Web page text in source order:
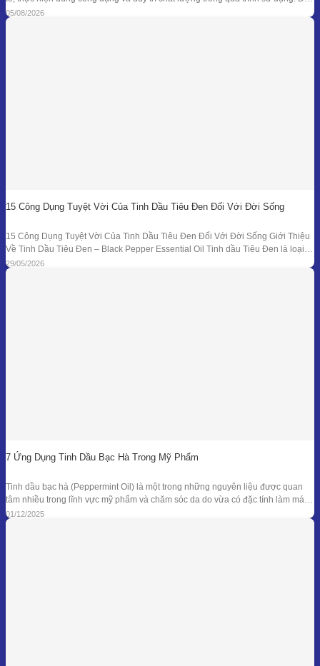
đạt được kết quả đó, doanh nghiệp cần kiểm soát đồng bộ từ mục tiêu nghiên
cứu, nguyên liệu, công thức
05/08/2026
15 Công Dụng Tuyệt Vời Của Tinh Dầu Tiêu Đen Đối Với Đời Sống
15 Công Dụng Tuyệt Vời Của Tinh Dầu Tiêu Đen Đối Với Đời Sống Giới Thiệu
Về Tinh Dầu Tiêu Đen – Black Pepper Essential Oil Tinh dầu Tiêu Đen là loại
tinh dầu thiên nhiên được chiết xuất từ quả của cây Tiêu Đen (Piper nigrum)
bằng phương pháp chưng cất hơi nước. Đây là
29/05/2026
7 Ứng Dụng Tinh Dầu Bạc Hà Trong Mỹ Phẩm
Tinh dầu bạc hà (Peppermint Oil) là một trong những nguyên liệu được quan
tâm nhiều trong lĩnh vực mỹ phẩm và chăm sóc da do vừa có đặc tính làm mát
đặc trưng, vừa sở hữu phổ kháng khuẩn và khử mùi tự nhiên đã được ghi nhận
trong nhiều nghiên cứu. Giá trị
01/12/2025